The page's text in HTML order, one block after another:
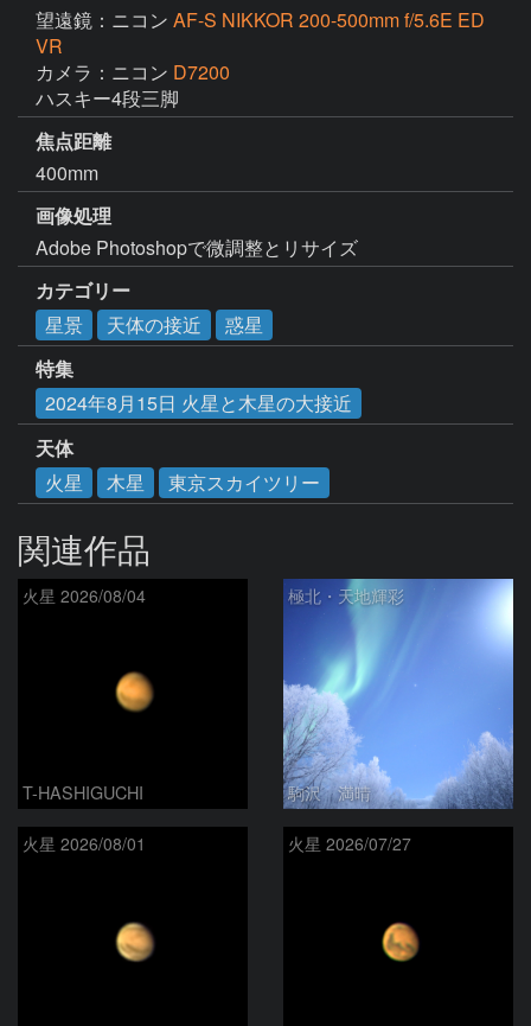
望遠鏡：ニコン AF-S NIKKOR 200-500mm f/5.6E ED
VR
カメラ：ニコン D7200
ハスキー4段三脚
焦点距離
400mm
画像処理
Adobe Photoshopで微調整とリサイズ
カテゴリー
星景
天体の接近
惑星
特集
2024年8月15日 火星と木星の大接近
天体
火星
木星 東京スカイツリー
関連作品
火星 2026/08/04
T-HASHIGUCHI
極北・天地輝彩
駒沢 満晴
火星 2026/08/01 火星 2026/07/27